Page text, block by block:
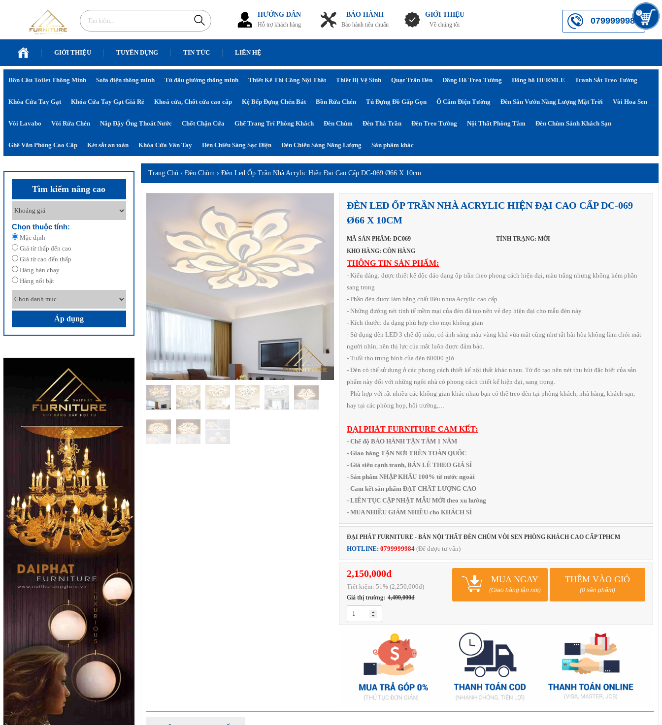
0
HƯỚNG DẪN
Hỗ trợ khách hàng
BẢO HÀNH
Bảo hành tiêu chuẩn
GIỚI THIỆU
Về chúng tôi 0799999984
GIỚI THIỆU TUYỂN DỤNG TIN TỨC LIÊN HỆ
Bồn Cầu Toilet Thông Minh Sofa điện thông minh Tủ đầu giường thông minh Thiết Kế Thi Công Nội Thất Thiết Bị Vệ Sinh Quạt Trần Đèn Đồng Hồ Treo Tường Đồng hồ HERMLE Tranh Sắt Treo Tường
Khóa Cửa Tay Gạt Khóa Cửa Tay Gạt Giá Rẻ Khoá cửa, Chốt cửa cao cấp Kệ Bếp Đựng Chén Bát Bồn Rửa Chén Tủ Đựng Đồ Gấp Gọn Ổ Cắm Điện Tường Đèn Sân Vườn Năng Lượng Mặt Trời Vòi Hoa Sen
Vòi Lavabo Vòi Rửa Chén Nắp Đậy Ống Thoát Nước Chốt Chặn Cửa Ghế Trang Trí Phòng Khách Đèn Chùm Đèn Thả Trần Đèn Treo Tường Nội Thất Phòng Tắm Đèn Chùm Sảnh Khách Sạn
Ghế Văn Phòng Cao Cấp Két sắt an toàn Khóa Cửa Vân Tay Đèn Chiếu Sáng Sạc Điện Đèn Chiếu Sáng Năng Lượng Sản phẩm khác
Tìm kiếm nâng cao
Chọn thuộc tính:
Mặc định
Giá từ thấp đến cao
Giá từ cao đến thấp
Hàng bán chạy
Hàng nổi bật
Áp dụng
Trang Chủ ›Đèn Chùm ›Đèn Led Ốp Trần Nhà Acrylic Hiện Đại Cao Cấp DC-069 Ø66 X 10cm
ĐÈN LED ỐP TRẦN NHÀ ACRYLIC HIỆN ĐẠI CAO CẤP DC-069
Ø66 X 10CM
MÃ SẢN PHẨM: DC069
TÌNH TRẠNG: MỚI
KHO HÀNG: CÒN HÀNG
THÔNG TIN SẢN PHẨM:
- Kiểu dáng: được thiết kế độc đáo dạng ốp trần theo phong cách hiện đại, màu trắng nhưng không kém phần
sang trọng
- Phần đèn được làm bằng chất liệu nhựa Acrylic cao cấp
- Những đường nét tinh tế mềm mại của đèn đã tạo nên vẻ đẹp hiện đại cho mẫu đèn này.
- Kích thước: đa dạng phù hợp cho mọi không gian
- Sử dụng đèn LED 3 chế độ màu, có ánh sáng màu vàng khá vừa mắt cũng như rất hài hòa không làm chói mắt
người nhìn, nên thị lực của mắt luôn được đảm bảo.
- Tuổi thọ trung bình của đèn 60000 giờ
- Đèn có thể sử dụng ở các phong cách thiết kế nội thất khác nhau. Từ đó tạo nên nét thu hút đặc biệt của sản
phẩm này đối với những ngôi nhà có phong cách thiết kế hiện đại, sang trọng.
- Phù hợp với rất nhiều các không gian khác nhau bạn có thể treo đèn tại phòng khách, nhà hàng, khách sạn,
hay tại các phòng họp, hội trường,…
ĐẠI PHÁT FURNITURE CAM KẾT:
- Chế độ BẢO HÀNH TẬN TÂM 1 NĂM
- Giao hàng TẬN NƠI TRÊN TOÀN QUỐC
- Giá siêu cạnh tranh, BÁN LẺ THEO GIÁ SỈ
- Sản phẩm NHẬP KHẨU 100% từ nước ngoài
- Cam kết sản phẩm ĐẠT CHẤT LƯỢNG CAO
- LIÊN TỤC CẬP NHẬT MẪU MỚI theo xu hướng
- MUA NHIỀU GIẢM NHIỀU cho KHÁCH SỈ
ĐẠI PHÁT FURNITURE - BÁN NỘI THẤT ĐÈN CHÙM VÒI SEN PHÒNG KHÁCH CAO CẤP TPHCM
HOTLINE:0799999984 (Để được tư vấn)
2,150,000đ
Tiết kiệm:51% (2,250,000đ)
Giá thị trường: 4,400,000đ
MUA NGAY
(Giao hàng tận nơi)
THÊM VÀO GIỎ
(0 sản phẩm)